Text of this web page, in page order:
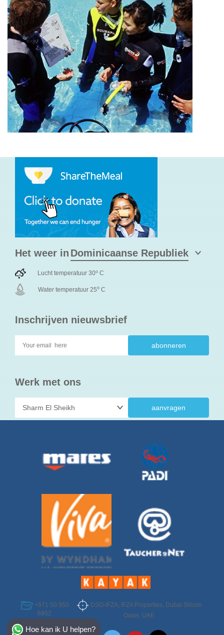
Inschrijven nieuwsbrief
Werk met ons
aanvragen
Het weer in
Lucht temperatuur 30o C
Water temperatuur 25o C
+971 50 950
6952
DSO-IFZA, IFZA Properties, Dubai Silicon
Oasis, UAE
Hoe kan ik U helpen?
Select Destination